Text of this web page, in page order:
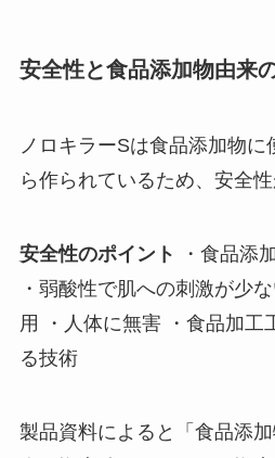
安全性と食品添加物由来
ノロキラーSは食品添加物
ら作られているため、安全性
安全性のポイント
・食品添
・弱酸性で肌への刺激が少
用 ・人体に無害 ・食品加工
る技術
製品資料によると「食品添